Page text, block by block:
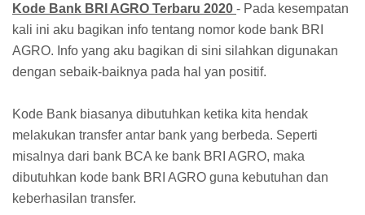
Kode Bank BRI AGRO Terbaru 2020 - Pada kesempatan
kali ini aku bagikan info tentang nomor kode bank BRI
AGRO. Info yang aku bagikan di sini silahkan digunakan
dengan sebaik-baiknya pada hal yan positif.
Kode Bank biasanya dibutuhkan ketika kita hendak
melakukan transfer antar bank yang berbeda. Seperti
misalnya dari bank BCA ke bank BRI AGRO, maka
dibutuhkan kode bank BRI AGRO guna kebutuhan dan
keberhasilan transfer.